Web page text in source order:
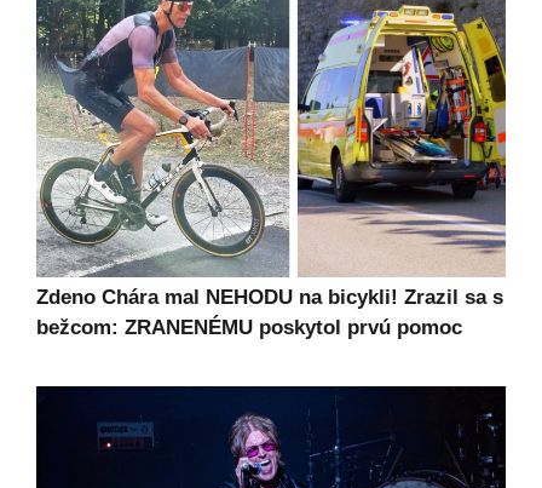
Zdeno Chára mal NEHODU na bicykli! Zrazil sa s
bežcom: ZRANENÉMU poskytol prvú pomoc